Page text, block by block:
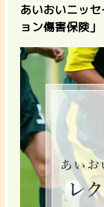
あいおいニッ
ョン傷害保険」